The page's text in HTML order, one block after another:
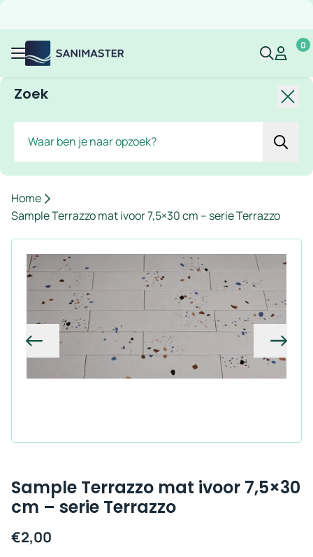
MenuSanimaster MijnMijn
0
Zoek
Home
Sample Terrazzo mat ivoor 7,5×30 cm – serie Terrazzo
Vorige
Sample Terrazzo mat ivoor 7,5×30
cm – serie Terrazzo
€2,00